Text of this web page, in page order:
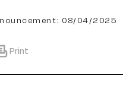
08/04/2025
Print